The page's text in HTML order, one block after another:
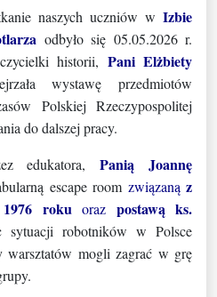
naszych uczniów w Izbie
odbyło się 05.05.2026 r.
historii, Pani Elżbiety
wystawę przedmiotów
Polskiej Rzeczypospolitej
do dalszej pracy.
edukatora,Panią Joannę
escape room związanąz
roku oraz postawą ks.
sytuacji robotników w Polsce
warsztatów mogli zagrać w grę